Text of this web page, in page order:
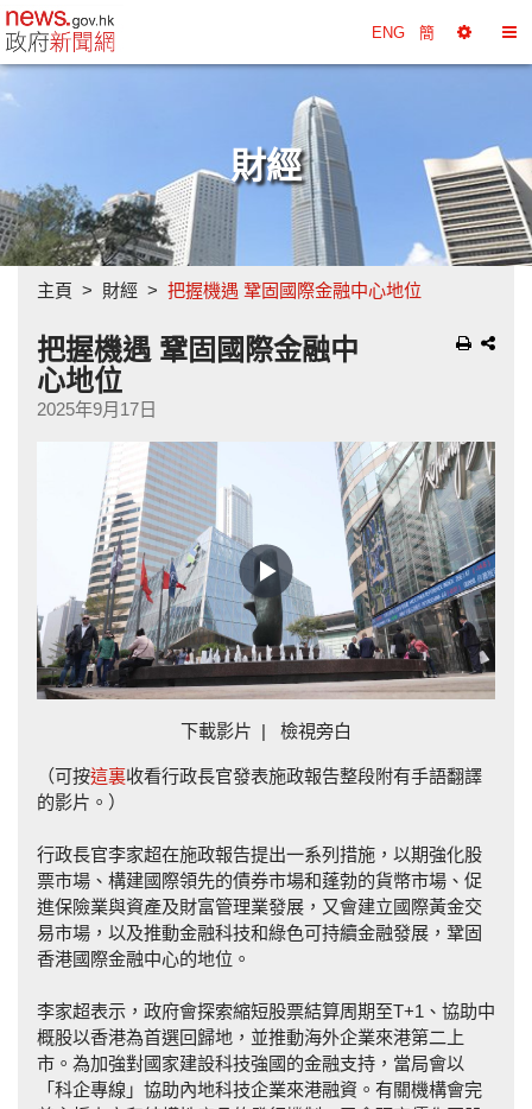
政府新聞網主頁 ENG 簡
擇
換
財經
主頁 財經 把握機遇 鞏固國際金融中心地位
把握機遇 鞏固國際金融中
心地位
2025年9月17日
Play
Video
下載影片 | 檢視旁白
（可按這裏收看行政長官發表施政報告整段附有手語翻譯
的影片。）
行政長官李家超在施政報告提出一系列措施，以期強化股
票市場、構建國際領先的債券市場和蓬勃的貨幣市場、促
進保險業與資產及財富管理業發展，又會建立國際黃金交
易市場，以及推動金融科技和綠色可持續金融發展，鞏固
香港國際金融中心的地位。
李家超表示，政府會探索縮短股票結算周期至T+1、協助中
概股以香港為首選回歸地，並推動海外企業來港第二上
市。為加強對國家建設科技強國的金融支持，當局會以
「科企專線」協助內地科技企業來港融資。有關機構會完